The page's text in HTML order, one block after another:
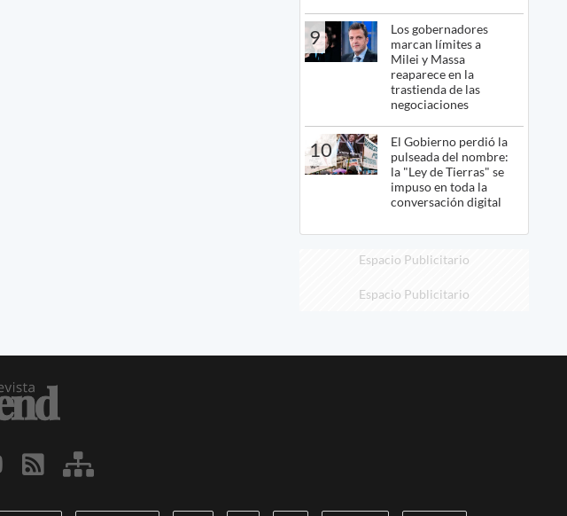
9
Los gobernadores
marcan límites a
Milei y Massa
reaparece en la
trastienda de las
negociaciones
10
El Gobierno perdió la
pulseada del nombre:
la "Ley de Tierras" se
impuso en toda la
conversación digital
Espacio Publicitario
Espacio Publicitario